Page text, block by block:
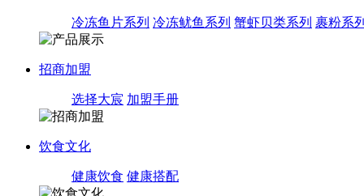
冷冻鱼片系列 冷冻鱿鱼系列 蟹虾贝类系列 裹粉系
招商加盟
选择大宸 加盟手册
饮食文化
健康饮食 健康搭配